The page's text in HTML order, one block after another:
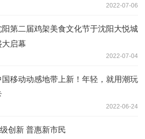
2022-07-06
阳第二届鸡架美食文化节于沈阳大悦城
大启幕
2022-07-04
国移动动感地带上新！年轻，就用潮玩
2022-06-24
创新 普惠新市民